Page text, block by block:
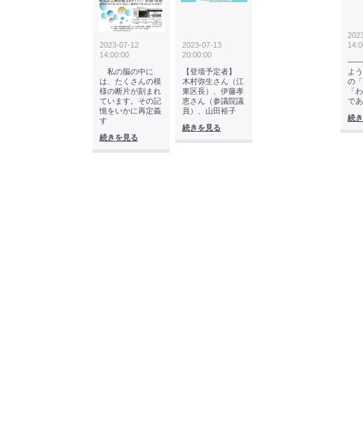
2023-07-12
14:00:00
私の脳の中に
は、たくさんの模
様の断片が刻まれ
ています。その記
憶をいかに再定義
す
続きを見る
2023-07-13
20:00:00
【登壇予定者】
木村弥生さん（江
東区長）、伊藤孝
恵さん（参議院議
員）、山田裕子
続きを見る
――
よ
の
「
で
続